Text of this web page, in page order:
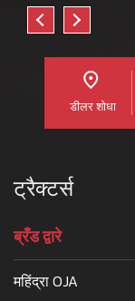
डीलर शोधा
ट्रैक्टर्स
ब्रँड द्वारे
महिंद्रा OJA